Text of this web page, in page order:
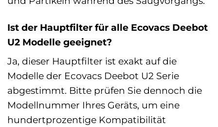
Ist der Hauptfilter für alle Ecovacs Deebot
U2 Modelle geeignet?
Ja, dieser Hauptfilter ist exakt auf die
Modelle der Ecovacs Deebot U2 Serie
abgestimmt. Bitte prüfen Sie dennoch die
Modellnummer Ihres Geräts, um eine
hundertprozentige Kompatibilität